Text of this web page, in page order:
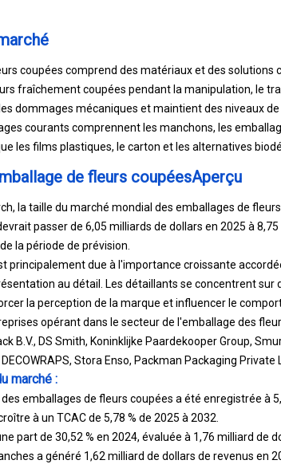
coupées comprend des matériaux et des solutions
fraîchement coupées pendant la manipulation, le
dommages mécaniques et maintient des niveaux
courants comprennent les manchons, les
les films plastiques, le carton et les alternatives
de fleurs coupéesAperçu
la taille du marché mondial des emballages de
passer de 6,05 milliards de dollars en 2025 à
la période de prévision.
principalement due à l'importance croissante
au détail. Les détaillants se concentrent
la perception de la marque et influencer le
opérant dans le secteur de l'emballage des
B.V., DS Smith, Koninklijke Paardekooper Group,
DECOWRAPS, Stora Enso, Packman Packaging
marché :
emballages de fleurs coupées a été enregistrée à
à un TCAC de 5,78 % de 2025 à 2032.
part de 30,52 % en 2024, évaluée à 1,76 milliard de
a généré 1,62 milliard de dollars de revenus en